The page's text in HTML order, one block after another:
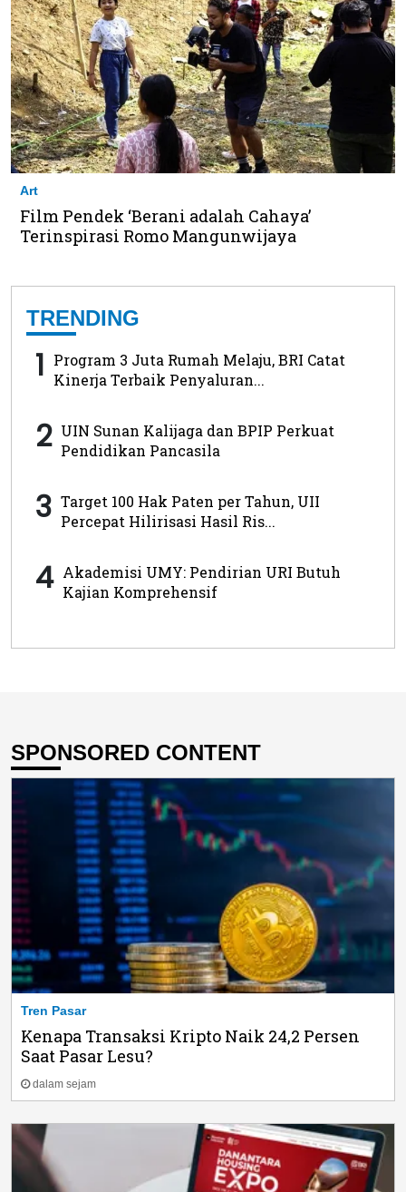
Art
Film Pendek ‘Berani adalah Cahaya’
Terinspirasi Romo Mangunwijaya
TRENDING
1 Program 3 Juta Rumah Melaju, BRI Catat
Kinerja Terbaik Penyaluran...
2 UIN Sunan Kalijaga dan BPIP Perkuat
Pendidikan Pancasila
3 Target 100 Hak Paten per Tahun, UII
Percepat Hilirisasi Hasil Ris...
4 Akademisi UMY: Pendirian URI Butuh
Kajian Komprehensif
SPONSORED CONTENT
Tren Pasar
Kenapa Transaksi Kripto Naik 24,2 Persen
Saat Pasar Lesu?
dalam sejam